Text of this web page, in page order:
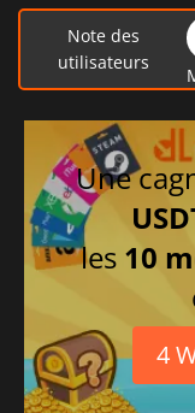
Note des
utilisateurs
Une
les 10
4